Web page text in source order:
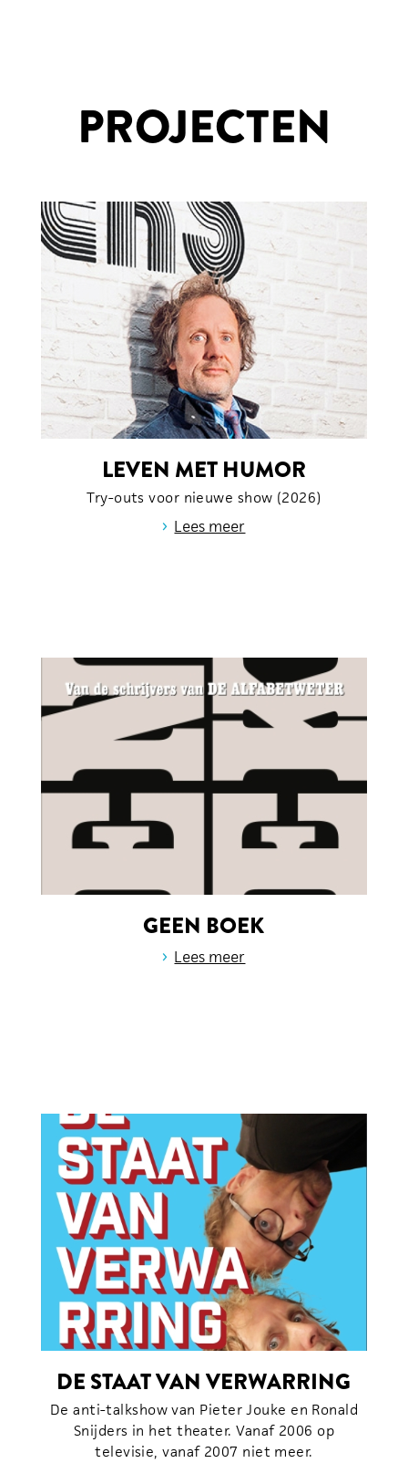
PROJECTEN
LEVEN MET HUMOR
Try-outs voor nieuwe show (2026)
› Lees meer
GEEN BOEK
› Lees meer
DE STAAT VAN VERWARRING
De anti-talkshow van Pieter Jouke en Ronald
Snijders in het theater. Vanaf 2006 op
televisie, vanaf 2007 niet meer.